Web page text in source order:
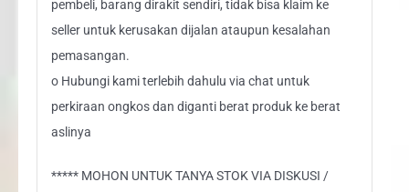
pembeli, barang dirakit sendiri, tidak bisa klaim ke
seller untuk kerusakan dijalan ataupun kesalahan
pemasangan.
o Hubungi kami terlebih dahulu via chat untuk
perkiraan ongkos dan diganti berat produk ke berat
aslinya
***** MOHON UNTUK TANYA STOK VIA DISKUSI /